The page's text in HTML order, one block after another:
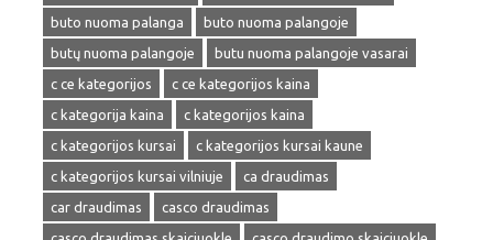
buto nuoma palanga
buto nuoma palangoje
butų nuoma palangoje
butu nuoma palangoje vasarai
c ce kategorijos
c ce kategorijos kaina
c kategorija kaina
c kategorijos kaina
c kategorijos kursai
c kategorijos kursai kaune
c kategorijos kursai vilniuje
ca draudimas
car draudimas
casco draudimas